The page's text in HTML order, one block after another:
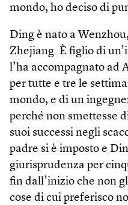
mondo, ho deciso di
Ding è nato a
Zhejiang. È figlio di
l’ha accompagnato ad
per tutte e tre le
mondo, e di un
perché non smettesse
suoi successi negli
padre si è imposto e
giurisprudenza per
fin dall’inizio che non
cose di cui preferisco